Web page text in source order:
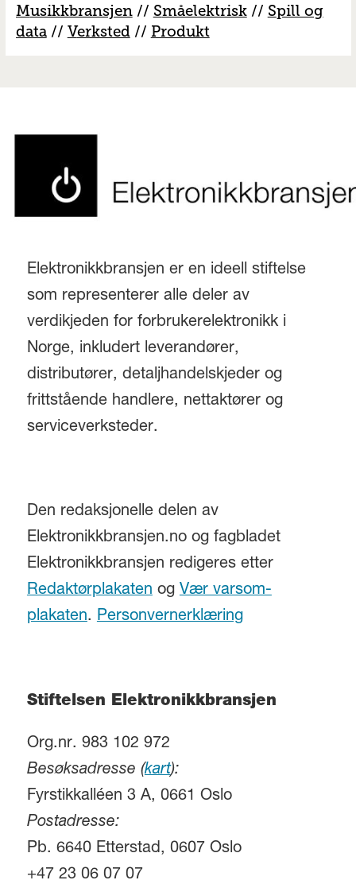
Musikkbransjen// Småelektrisk// Spill og
data// Verksted// Produkt
Elektronikkbransjen er en ideell stiftelse
som representerer alle deler av
verdikjeden for forbrukerelektronikk i
Norge, inkludert leverandører,
distributører, detaljhandelskjeder og
frittstående handlere, nettaktører og
serviceverksteder.
Den redaksjonelle delen av
Elektronikkbransjen.no og fagbladet
Elektronikkbransjen redigeres etter
Redaktørplakatenog Vær varsom-
plakaten. Personvernerklæring
Stiftelsen Elektronikkbransjen
Org.nr. 983 102 972
Besøksadresse (kart):
Fyrstikkalléen 3 A, 0661 Oslo
Postadresse:
Pb. 6640 Etterstad, 0607 Oslo
+47 23 06 07 07